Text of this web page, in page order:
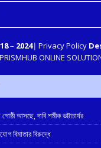
– 2024| Privacy Policy
PRISMHUB ONLINE
আসছে, দাবি শমীক ভট্টাচার্যর
বিমাতার বিরুদ্ধে